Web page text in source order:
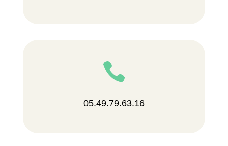

05.49.79.63.16